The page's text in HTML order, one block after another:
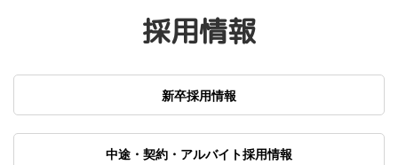
採用情報
新卒採用情報
中途・契約・アルバイト採用情報